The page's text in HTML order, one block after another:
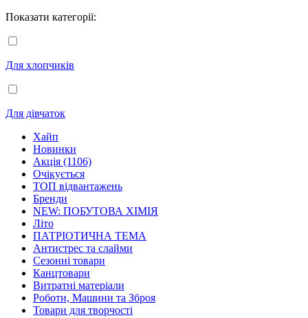
Показати категорії:
Для хлопчиків
Для дівчаток
Хайп
Новинки
Акція (1106)
Очікується
ТОП відвантажень
Бренди
NEW: ПОБУТОВА ХІМІЯ
Літо
ПАТРІОТИЧНА ТЕМА
Антистрес та слайми
Сезонні товари
Канцтовари
Витратні матеріали
Роботи, Машини та Зброя
Товари для творчості